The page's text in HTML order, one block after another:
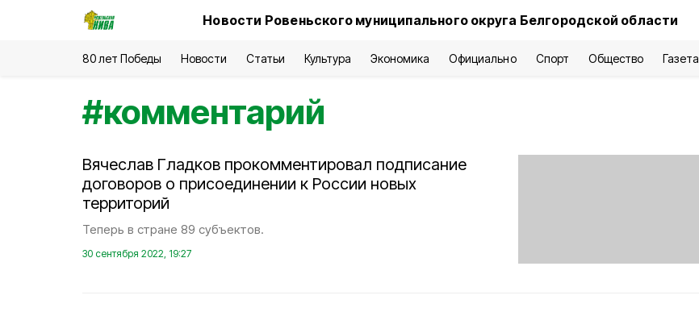
Новости Ровеньского муниципального округа Белгородской области
80 лет Победы Новости Статьи Культура Экономика Официально Спорт Общество Газета
#комментарий
Вячеслав Гладков прокомментировал подписание
договоров о присоединении к России новых
территорий
Теперь в стране 89 субъектов.
30 сентября 2022, 19:27